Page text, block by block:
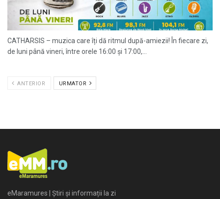
CATHARSIS – muzica care îți dă ritmul după-amiezii! În fiecare zi,
de luni până vineri, între orele 16:00 și 17:00,...
ANTERIOR URMATOR
eMaramures | Știri și informații la zi